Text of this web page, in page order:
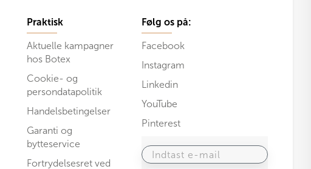
Praktisk
Aktuelle kampagner
hos Botex
Cookie- og
persondatapolitik
Handelsbetingelser
Garanti og
bytteservice
Fortrydelsesret ved
Følg os på:
Facebook
Instagram
Linkedin
YouTube
Pinterest
Indtast e-mail